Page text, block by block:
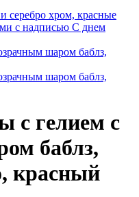
с гелием с
баблз,
красный